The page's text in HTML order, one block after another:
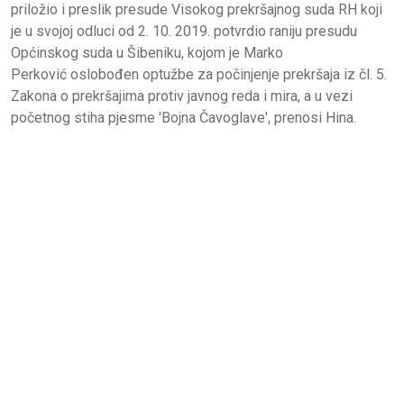
priložio i preslik presude Visokog prekršajnog suda RH koji
je u svojoj odluci od 2. 10. 2019. potvrdio raniju presudu
Općinskog suda u Šibeniku, kojom je Marko
Perković oslobođen optužbe za počinjenje prekršaja iz čl. 5.
Zakona o prekršajima protiv javnog reda i mira, a u vezi
početnog stiha pjesme 'Bojna Čavoglave', prenosi Hina.